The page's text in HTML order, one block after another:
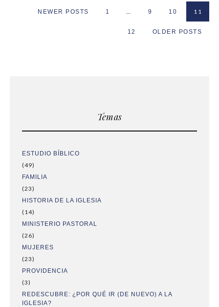
NEWER POSTS 1 … 9 10 11
12 OLDER POSTS
Temas
ESTUDIO BÍBLICO
(49)
FAMILIA
(23)
HISTORIA DE LA IGLESIA
(14)
MINISTERIO PASTORAL
(26)
MUJERES
(23)
PROVIDENCIA
(3)
REDESCUBRE: ¿POR QUÉ IR (DE NUEVO) A LA
IGLESIA?